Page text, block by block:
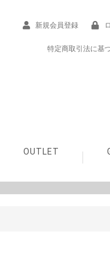
新規会員登録
特定商取引法に基
OUTLET
予
予
予
予
出
1歳
2歳